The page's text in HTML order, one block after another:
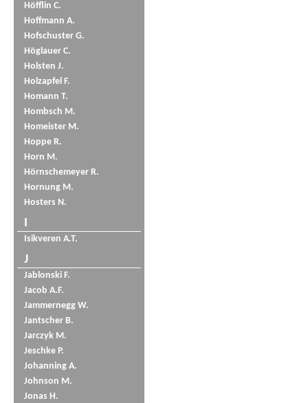
Höfflin C.
Hoffmann A.
Hofschuster G.
Höglauer C.
Holsten J.
Holzapfel F.
Homann T.
Hombsch M.
Homeister M.
Hoppe R.
Horn M.
Hörnschemeyer R.
Hornung M.
Hosters N.
I
Isikveren A.T.
J
Jablonski F.
Jacob A.F.
Jammernegg W.
Jantscher B.
Jarczyk M.
Jeschke P.
Johanning A.
Johnson M.
Jonas H.